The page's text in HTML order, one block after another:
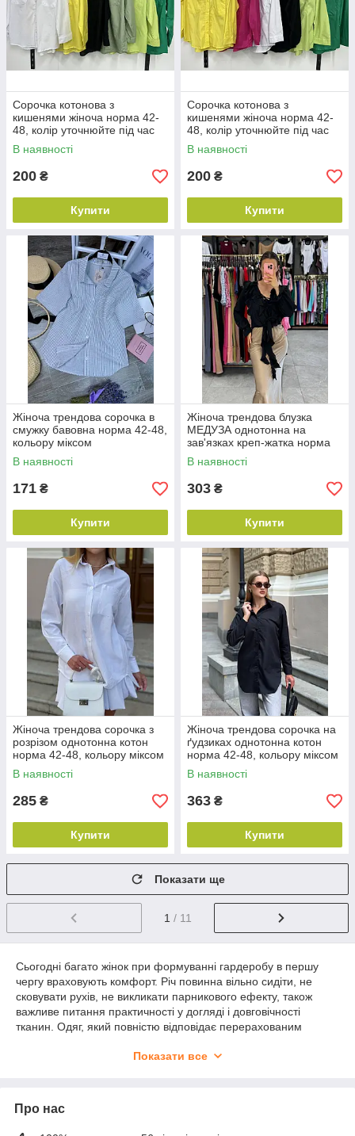
Сорочка котонова з
кишенями жіноча норма 42-
48, колір уточнюйте під час
замовлення
В наявності
200 ₴
Купити
Сорочка котонова з
кишенями жіноча норма 42-
48, колір уточнюйте під час
замовлення
В наявності
200 ₴
Купити
Жіноча трендова сорочка в
смужку бавовна норма 42-48,
кольору міксом
В наявності
171 ₴
Купити
Жіноча трендова блузка
МЕДУЗА однотонна на
зав'язках креп-жатка норма
42-48, кольору міксом
В наявності
303 ₴
Купити
Жіноча трендова сорочка з
розрізом однотонна котон
норма 42-48, кольору міксом
В наявності
285 ₴
Купити
Жіноча трендова сорочка на
ґудзиках однотонна котон
норма 42-48, кольору міксом
В наявності
363 ₴
Купити
Показати ще
1 / 11
Сьогодні багато жінок при формуванні гардеробу в першу
чергу враховують комфорт. Річ повинна вільно сидіти, не
сковувати рухів, не викликати парникового ефекту, також
важливе питання практичності у догляді і довговічності
тканин. Одяг, який повністю відповідає перерахованим
Пропонуємо великий вибір підліткових і жіночих батников, які
поставок, а покупки робити легко і швидко.
Показати все
Про нас